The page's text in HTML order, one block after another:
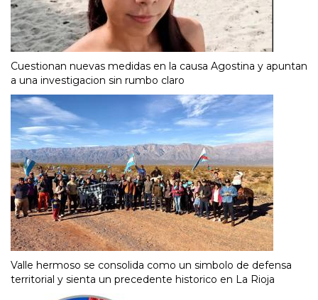
Cuestionan nuevas medidas en la causa Agostina y apuntan
a una investigacion sin rumbo claro
Valle hermoso se consolida como un simbolo de defensa
territorial y sienta un precedente historico en La Rioja